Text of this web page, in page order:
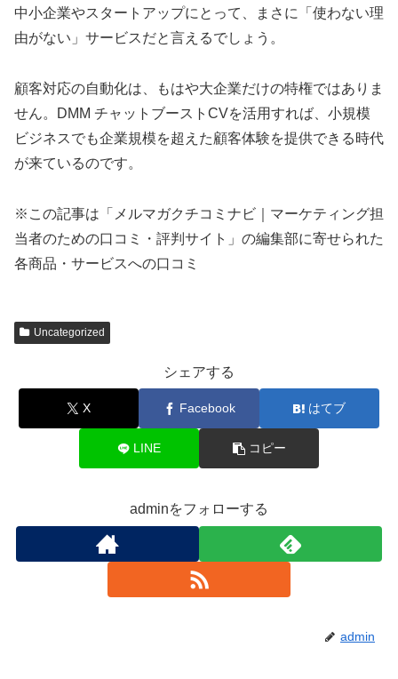
中小企業やスタートアップにとって、まさに「使わない理
由がない」サービスだと言えるでしょう。
顧客対応の自動化は、もはや大企業だけの特権ではありま
せん。DMM チャットブーストCVを活用すれば、小規模
ビジネスでも企業規模を超えた顧客体験を提供できる時代
が来ているのです。
※この記事は「メルマガクチコミナビ｜マーケティング担
当者のための口コミ・評判サイト」の編集部に寄せられた
各商品・サービスへの口コミ
Uncategorized
シェアする
X Facebook はてブ
LINE コピー
adminをフォローする
admin